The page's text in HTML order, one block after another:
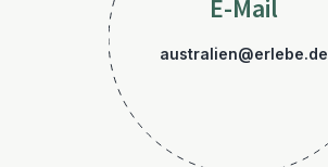
E-Mail
australien@erlebe.de